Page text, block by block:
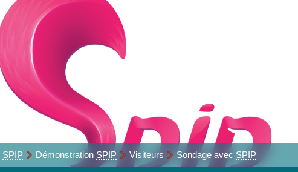
SPIP Démonstration SPIP Visiteurs Sondage avec SPIP